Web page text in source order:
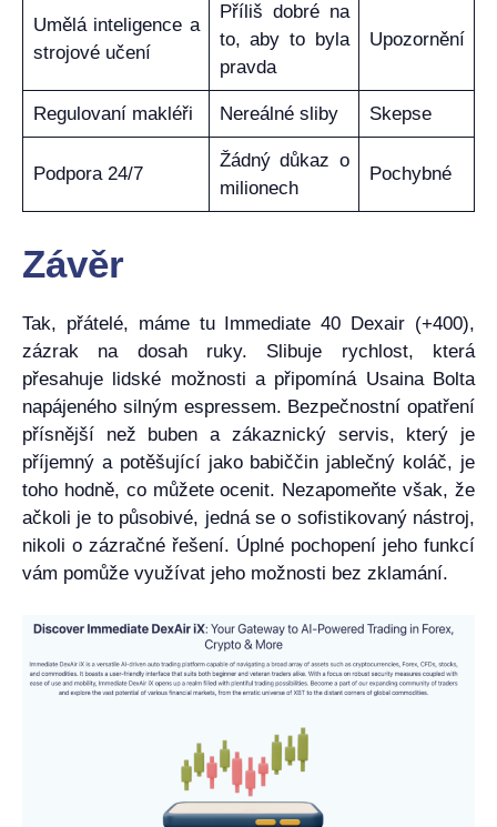
Umělá inteligence a
strojové učení
Příliš dobré na
to, aby to byla
pravda
Upozornění
Regulovaní makléři Nereálné sliby Skepse
Podpora 24/7
Žádný důkaz o
milionech
Pochybné
Závěr
Tak, přátelé, máme tu Immediate 40 Dexair (+400),
zázrak na dosah ruky. Slibuje rychlost, která
přesahuje lidské možnosti a připomíná Usaina Bolta
napájeného silným espressem. Bezpečnostní opatření
přísnější než buben a zákaznický servis, který je
příjemný a potěšující jako babiččin jablečný koláč, je
toho hodně, co můžete ocenit. Nezapomeňte však, že
ačkoli je to působivé, jedná se o sofistikovaný nástroj,
nikoli o zázračné řešení. Úplné pochopení jeho funkcí
vám pomůže využívat jeho možnosti bez zklamání.